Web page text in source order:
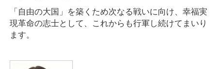
「自由の大国」を築くため次なる戦いに向け、幸福実
現革命の志士として、これからも行軍し続けてまいり
ます。